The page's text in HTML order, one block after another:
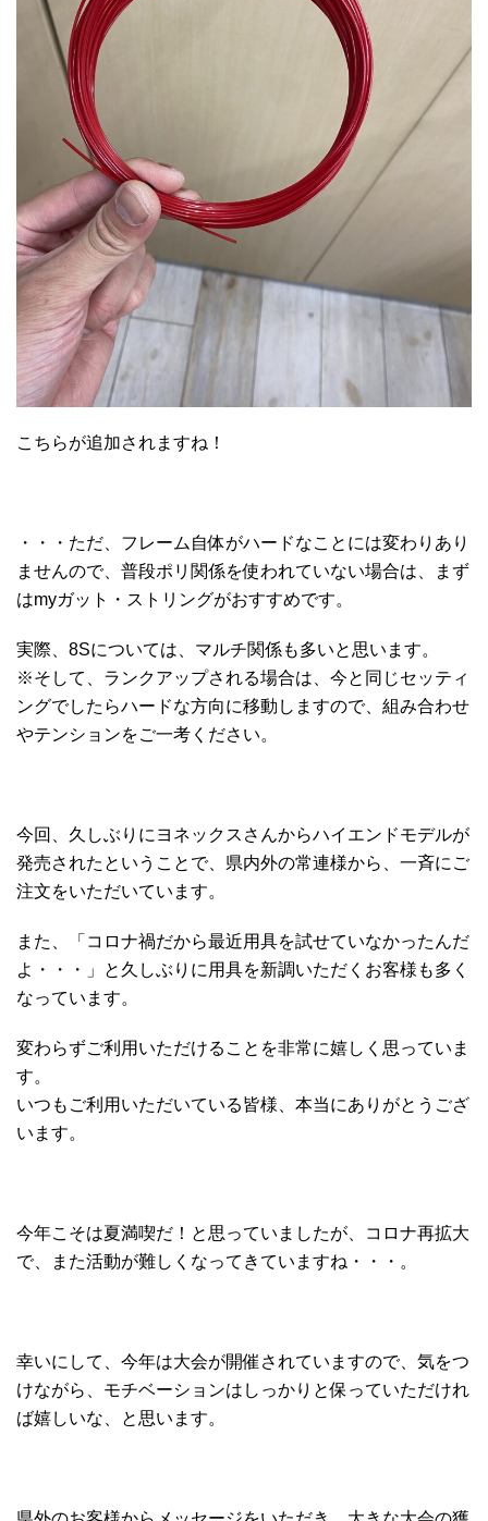
こちらが追加されますね！
・・・ただ、フレーム自体がハードなことには変わりあり
ませんので、普段ポリ関係を使われていない場合は、まず
はmyガット・ストリングがおすすめです。
実際、8Sについては、マルチ関係も多いと思います。
※そして、ランクアップされる場合は、今と同じセッティ
ングでしたらハードな方向に移動しますので、組み合わせ
やテンションをご一考ください。
今回、久しぶりにヨネックスさんからハイエンドモデルが
発売されたということで、県内外の常連様から、一斉にご
注文をいただいています。
また、「コロナ禍だから最近用具を試せていなかったんだ
よ・・・」と久しぶりに用具を新調いただくお客様も多く
なっています。
変わらずご利用いただけることを非常に嬉しく思っていま
す。
いつもご利用いただいている皆様、本当にありがとうござ
います。
今年こそは夏満喫だ！と思っていましたが、コロナ再拡大
で、また活動が難しくなってきていますね・・・。
幸いにして、今年は大会が開催されていますので、気をつ
けながら、モチベーションはしっかりと保っていただけれ
ば嬉しいな、と思います。